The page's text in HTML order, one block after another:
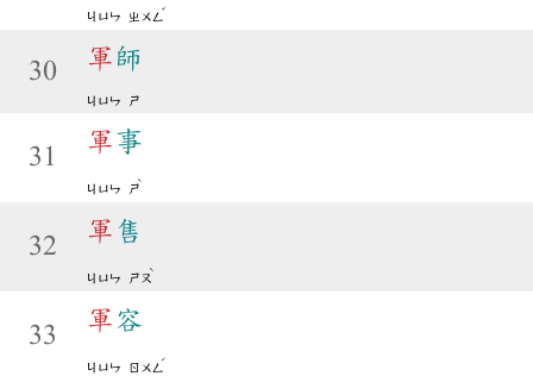
ㄐㄩㄣ ㄓㄨㄥ
ˇ
30 軍 師
ㄐㄩㄣ ㄕ
31
軍事
ㄐㄩㄣ ㄕ
ˋ
32
軍 售
ㄐㄩㄣ ㄕㄡ
ˋ
33
軍容
ㄐㄩㄣ ㄖㄨㄥ
ˊ